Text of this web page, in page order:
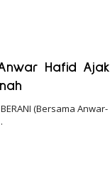
Hafid Ajak
(Bersama Anwar-